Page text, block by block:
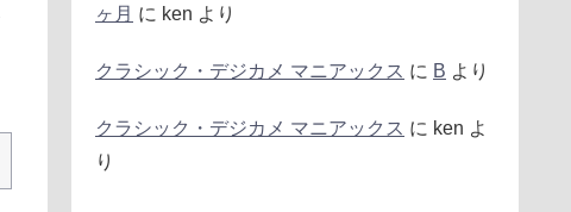
ヶ月 に ken より
クラシック・デジカメ マニアックス に B より
クラシック・デジカメ マニアックス に ken よ
り